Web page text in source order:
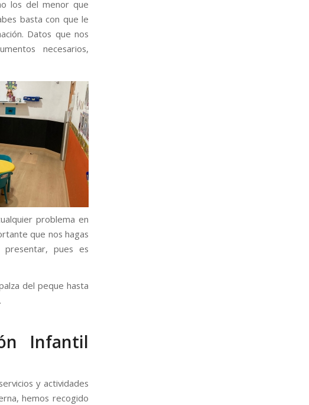
los del menor que
basta con que le
Datos que nos
necesarios,
problema en
que nos hagas
pues es
del peque hasta
Infantil
y actividades
hemos recogido